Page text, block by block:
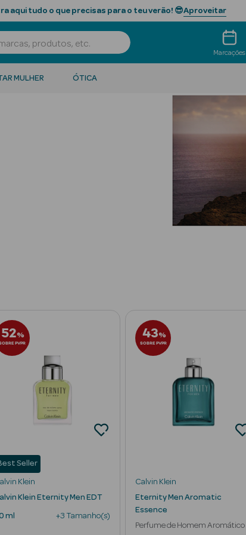
aqui tudo o que precisas para o teu verão! 😎Aproveitar
Marcações
MULHER ÓTICA
52%
PVPR
Seller
Klein
Klein Eternity Men EDT
ml +3 Tamanho(s)
43%
SOBRE PVPR
Calvin Klein
Eternity Men Aromatic
Essence
Perfume de Homem Aromático